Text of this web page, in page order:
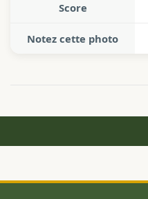
Score
Notez cette photo